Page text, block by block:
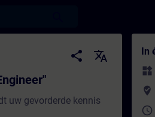
- Training - Opleiding
share
translate
uw gevorderde kennis
In
widgets
where_to_vote
access_time